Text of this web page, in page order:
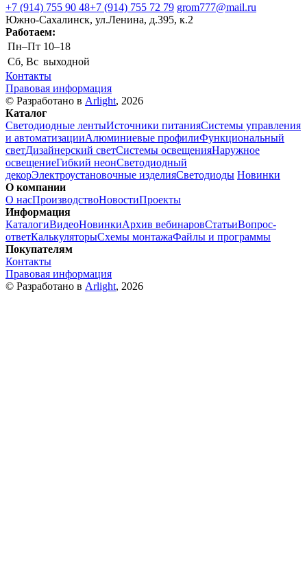
+7 (914) 755 90 48+7 (914) 755 72 79 grom777@mail.ru
Южно-Сахалинск, ул.Ленина, д.395, к.2
Работаем:
Пн–Пт 10–18
Сб, Вс выходной
Контакты
Правовая информация
© Разработано в Arlight, 2026
Каталог
Светодиодные лентыИсточники питанияСистемы управления
и автоматизацииАлюминиевые профилиФункциональный
светДизайнерский светСистемы освещенияНаружное
освещениеГибкий неонСветодиодный
декорЭлектроустановочные изделияСветодиоды Новинки
О компании
О насПроизводствоНовостиПроекты
Информация
КаталогиВидеоНовинкиАрхив вебинаровСтатьиВопрос-
ответКалькуляторыСхемы монтажаФайлы и программы
Покупателям
Контакты
Правовая информация
© Разработано в Arlight, 2026